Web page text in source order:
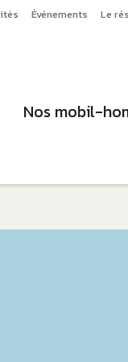
Événements Le
Nos mobil-